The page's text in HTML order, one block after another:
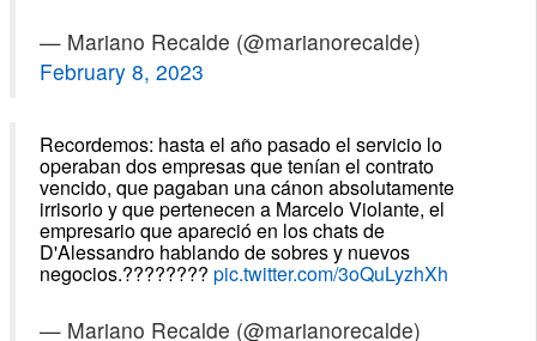
— Mariano Recalde (@marianorecalde)
February 8, 2023
Recordemos: hasta el año pasado el servicio lo
operaban dos empresas que tenían el contrato
vencido, que pagaban una cánon absolutamente
irrisorio y que pertenecen a Marcelo Violante, el
empresario que apareció en los chats de
D'Alessandro hablando de sobres y nuevos
negocios.???????? pic.twitter.com/3oQuLyzhXh
— Mariano Recalde (@marianorecalde)